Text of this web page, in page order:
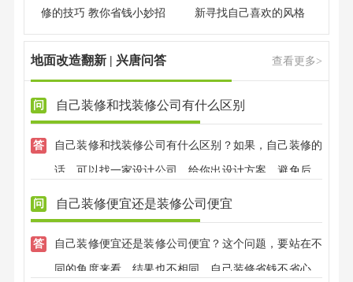
修的技巧 教你省钱小妙招 新寻找自己喜欢的风格
地面改造翻新 | 兴唐问答 查看更多>
自己装修和找装修公司有什么区别
自己装修和找装修公司有什么区别？如果，自己装修的
话，可以找一家设计公司，给你出设计方案，避免后期
效果不好；找装修公司的话，可以有专业的设计师，全
程把控装修效果，不用担心装修效果好不好，装修质量
大可放心，兴唐装饰，有自己的江苏施工团队，先装修
后付款，省心放心。
自己装修便宜还是装修公司便宜
自己装修便宜还是装修公司便宜？这个问题，要站在不
同的角度来看，结果也不相同，自己装修省钱不省心，